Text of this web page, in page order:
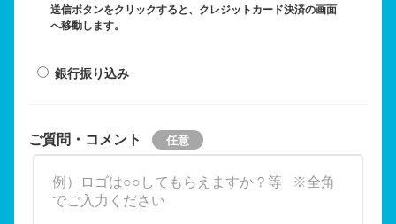
送信ボタンをクリックすると、クレジットカード決済の画面
へ移動します。
銀行振り込み
ご質問・コメント